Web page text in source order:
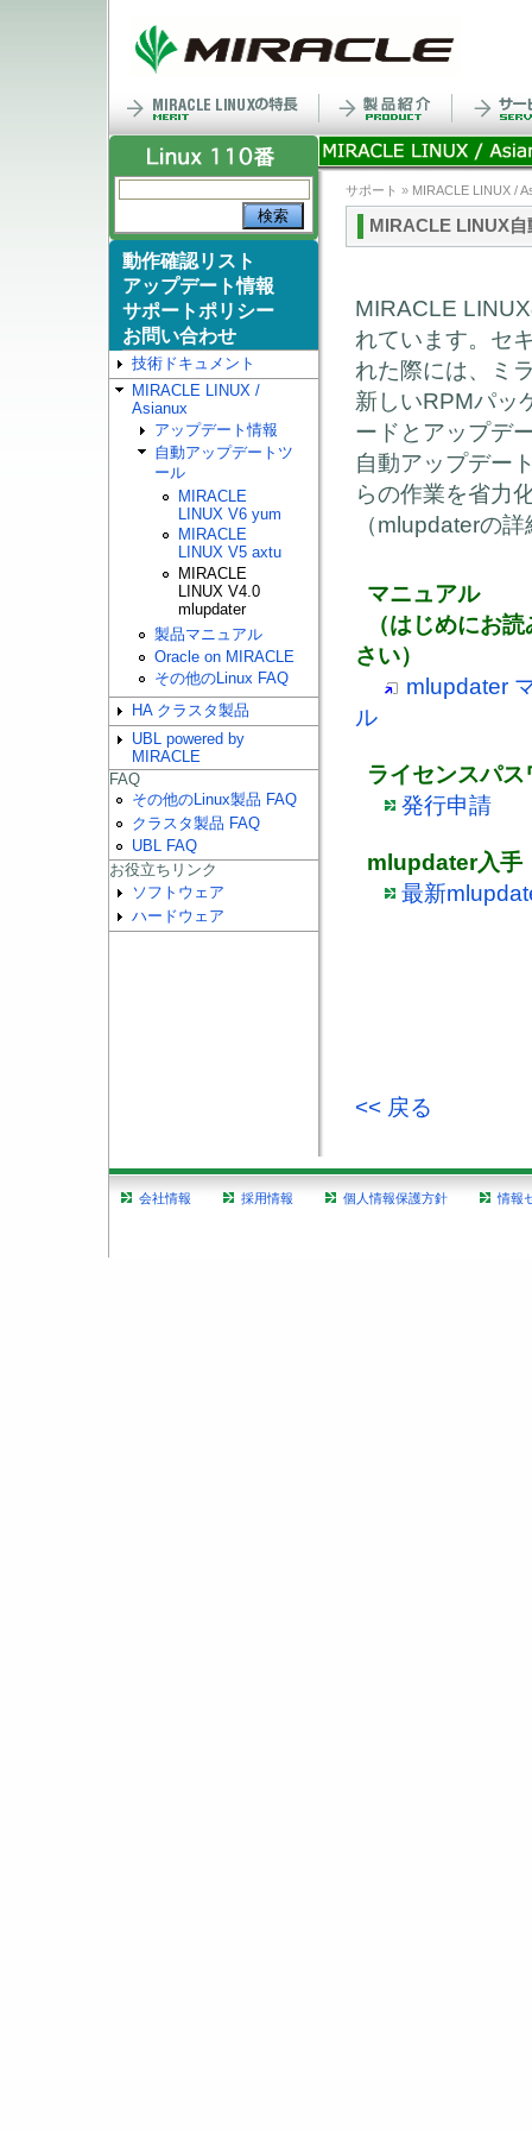
動作確認リスト
アップデート情報
サポートポリシー
お問い合わせ
技術ドキュメント
MIRACLE LINUX /
Asianux
アップデート情報
自動アップデートツ
ール
MIRACLE
LINUX V6 yum
MIRACLE
LINUX V5 axtu
MIRACLE
LINUX V4.0
mlupdater
製品マニュアル
Oracle on MIRACLE
その他のLinux FAQ
HA クラスタ製品
UBL powered by
MIRACLE
FAQ
その他のLinux製品 FAQ
クラスタ製品 FAQ
UBL FAQ
お役立ちリンク
ソフトウェア
ハードウェア
サポート » MIRACLE LINUX /
MIRACLE LINUX
MIRACLE
れています。セ
れた際には、ミ
新しいRPMパッ
ードとアップデ
自動アップデー
らの作業を省力
（mlupdaterの
マニュアル
（はじめにお読
さい）
mlupdater
ル
ライセンスパス
発行申請
mlupdater入手
最新
<< 戻る
会社情報 採用情報 個人情報保護方針 情報